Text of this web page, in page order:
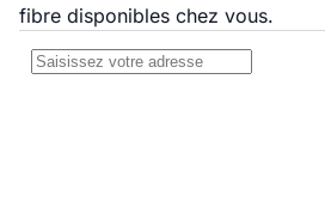
fibre disponibles chez vous.